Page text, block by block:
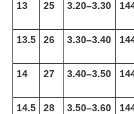
13
25 3.20–3.30
13.5
26 3.30–3.40
14
27 3.40–3.50
14.5
28 3.50–3.60